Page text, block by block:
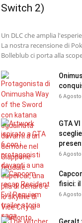
Switch 2)
Un DLC che amplia
La nostra recensione di
Bolleblub ci porta alla
6
GTA
6
fisici: il
6